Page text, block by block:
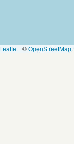
Leaflet | ©OpenStreetMap